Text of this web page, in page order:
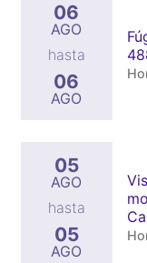
06
AGO
hasta
06
AGO
05
AGO
hasta
05
AGO